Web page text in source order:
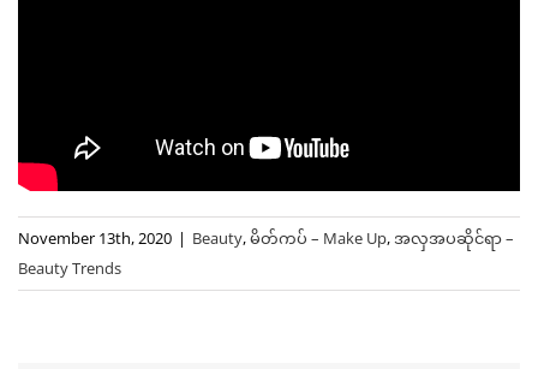
November 13th, 2020 | Beauty,မိတ်ကပ် – Make Up,အလှအပဆိုင်ရာ –
Beauty Trends